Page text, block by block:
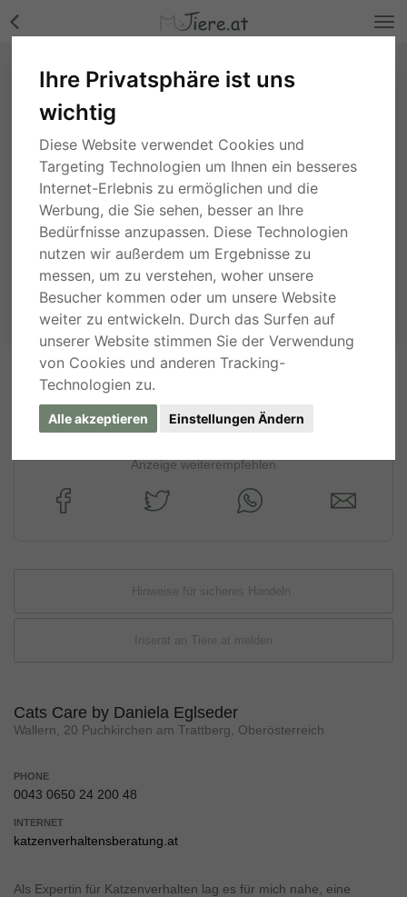
Ihre Privatsphäre ist uns
wichtig
Diese Website verwendet Cookies und
Targeting Technologien um Ihnen ein besseres
Internet-Erlebnis zu ermöglichen und die
Werbung, die Sie sehen, besser an Ihre
Bedürfnisse anzupassen. Diese Technologien
nutzen wir außerdem um Ergebnisse zu
messen, um zu verstehen, woher unsere
Besucher kommen oder um unsere Website
weiter zu entwickeln. Durch das Surfen auf
unserer Website stimmen Sie der Verwendung
von Cookies und anderen Tracking-
Technologien zu.
Alle akzeptieren Einstellungen Ändern
ANFRAGE AN DEN ANBIETER
Anzeige weiterempfehlen
Hinweise für sicheres Handeln
Inserat an Tiere.at melden
Cats Care by Daniela Eglseder
Wallern, 20 Puchkirchen am Trattberg, Oberösterreich
PHONE
0043 0650 24 200 48
INTERNET
katzenverhaltensberatung.at
Als Expertin für Katzenverhalten lag es für mich nahe, eine